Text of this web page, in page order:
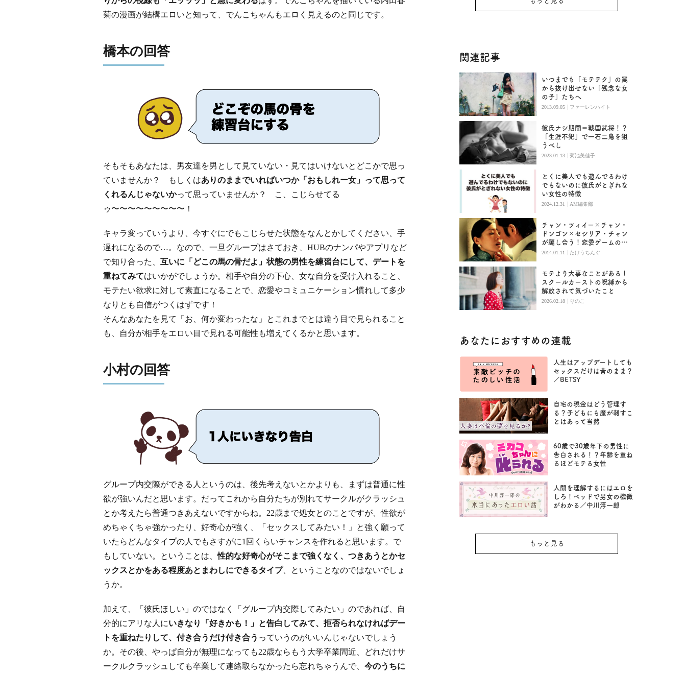
菊の漫画が結構エロいと知って、でんこちゃんもエロく見えるのと同じです。
橋本の回答
そもそもあなたは、男友達を男として見ていない・見てはいけないとどこかで思っ
ていませんか？ もしくはありのままでいればいつか「おもしれー女」って思って
くれるんじゃないかって思っていませんか？ こ、こじらせてる
ゥ〜〜〜〜〜〜〜〜〜！
キャラ変っていうより、今すぐにでもこじらせた状態をなんとかしてください、手
遅れになるので…。なので、一旦グループはさておき、HUBのナンパやアプリなど
で知り合った、 互いに「どこの馬の骨だよ」状態の男性を練習台にして、デートを
重ねてみてはいかがでしょうか。相手や自分の下心、女な自分を受け入れること、
モテたい欲求に対して素直になることで、恋愛やコミュニケーション慣れして多少
なりとも自信がつくはずです！
そんなあなたを見て「お、何か変わったな」とこれまでとは違う目で見られること
も、自分が相手をエロい目で見れる可能性も増えてくるかと思います。
小村の回答
グループ内交際ができる人というのは、後先考えないとかよりも、まずは普通に性
欲が強いんだと思います。だってこれから自分たちが別れてサークルがクラッシュ
とか考えたら普通つきあえないですからね。22歳まで処女とのことですが、性欲が
めちゃくちゃ強かったり、好奇心が強く、「セックスしてみたい！」と強く願って
いたらどんなタイプの人でもさすがに1回くらいチャンスを作れると思います。で
もしていない。ということは、性的な好奇心がそこまで強くなく、つきあうとかセ
ックスとかをある程度あとまわしにできるタイプ、ということなのではないでしょ
うか。
加えて、「彼氏ほしい」のではなく「グループ内交際してみたい」のであれば、自
分的にアリな人にいきなり「好きかも！」と告白してみて、拒否られなければデー
トを重ねたりして、付き合うだけ付き合う っていうのがいいんじゃないでしょう
か。その後、やっぱ自分が無理になっても22歳ならもう大学卒業間近、どれだけサ
ークルクラッシュしても卒業して連絡取らなかったら忘れちゃうんで、 今のうちに
関連記事
いつまでも「モテテク」の罠
から抜け出せない「残念な女
の子」たちへ
2013.09.05 | ファーレンハイト
彼氏ナシ期間＝戦国武将！？
「生涯不犯」で一石二鳥を狙
うべし
2023.01.13 | 菊池美佳子
とくに美人でも遊んでるわけ
でもないのに彼氏がとぎれな
い女性の特徴
2024.12.31 | AM編集部
チャン・ツィイー×チャン・
ドンゴン×セシリア・チャン
が騙し合う！恋愛ゲームの行
く末とは？『危険な関係』
2014.01.11 | たけうちんぐ
モテより大事なことがある！
スクールカーストの呪縛から
解放されて気づいたこと
2026.02.18 | りのこ
あなたにおすすめの連載
人生はアップデートしても
セックスだけは昔のまま？
／BETSY
自宅の現金はどう管理す
る？子どもにも魔が刺すこ
とはあって当然
60歳で30歳年下の男性に
告白される！？年齢を重ね
るほどモテる女性
人間を理解するにはエロを
しろ！ベッドで男女の機微
がわかる／中川淳一郎
もっと見る